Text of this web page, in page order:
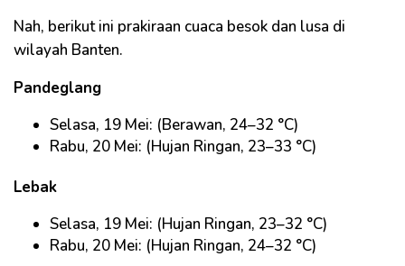
Nah, berikut ini prakiraan cuaca besok dan lusa di
wilayah Banten.
Pandeglang
Selasa, 19 Mei: (Berawan, 24–32 °C)
Rabu, 20 Mei: (Hujan Ringan, 23–33 °C)
Lebak
Selasa, 19 Mei: (Hujan Ringan, 23–32 °C)
Rabu, 20 Mei: (Hujan Ringan, 24–32 °C)